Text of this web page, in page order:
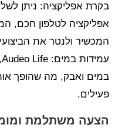
אפליקציה לטלפון חכם,
המכשיר ולנטר את
במים ואבק, מה שהופך
פעילים.
הצעה משתלמת